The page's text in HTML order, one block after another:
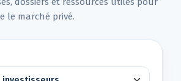
le marché privé.